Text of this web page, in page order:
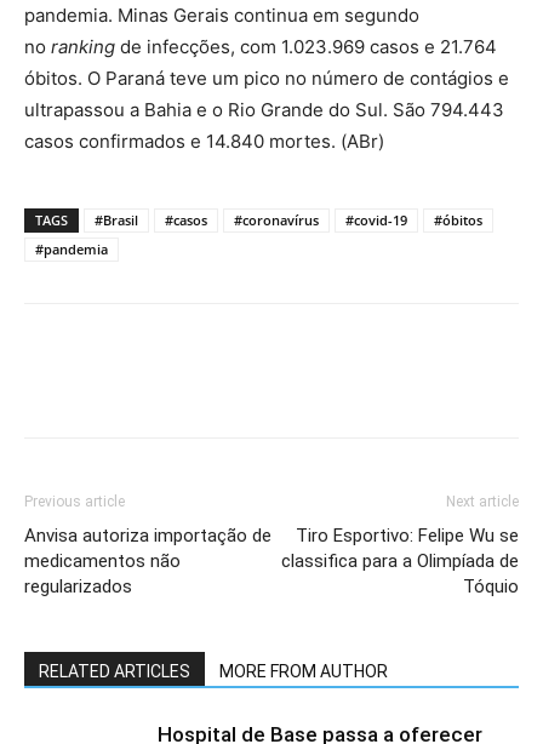
pandemia. Minas Gerais continua em segundo
no ranking de infecções, com 1.023.969 casos e 21.764
óbitos. O Paraná teve um pico no número de contágios e
ultrapassou a Bahia e o Rio Grande do Sul. São 794.443
casos confirmados e 14.840 mortes. (ABr)
TAGS #Brasil #casos #coronavírus #covid-19
#óbitos
#pandemia
Previous article
Anvisa autoriza importação de
medicamentos não
regularizados
Next article
Tiro Esportivo: Felipe Wu se
classifica para a Olimpíada de
Tóquio
RELATED ARTICLES MORE FROM AUTHOR
Hospital de Base passa a oferecer